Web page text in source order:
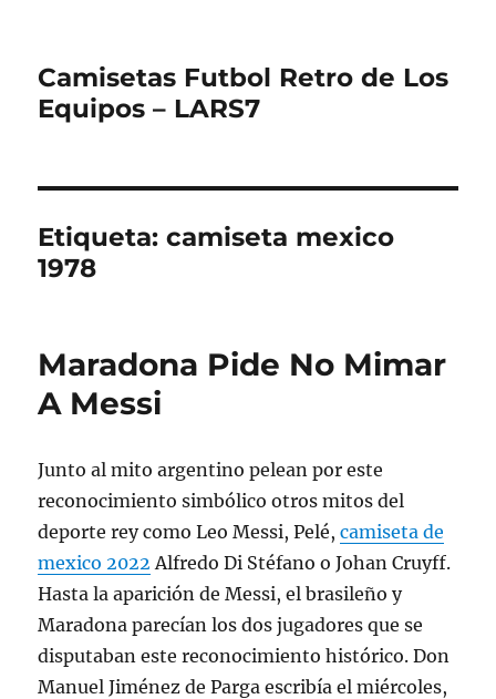
Camisetas Futbol Retro de Los
Equipos – LARS7
Etiqueta:camiseta mexico
1978
Maradona Pide No Mimar
A Messi
Junto al mito argentino pelean por este
reconocimiento simbólico otros mitos del
deporte rey como Leo Messi, Pelé,camiseta de
mexico 2022 Alfredo Di Stéfano o Johan Cruyff.
Hasta la aparición de Messi, el brasileño y
Maradona parecían los dos jugadores que se
disputaban este reconocimiento histórico. Don
Manuel Jiménez de Parga escribía el miércoles,